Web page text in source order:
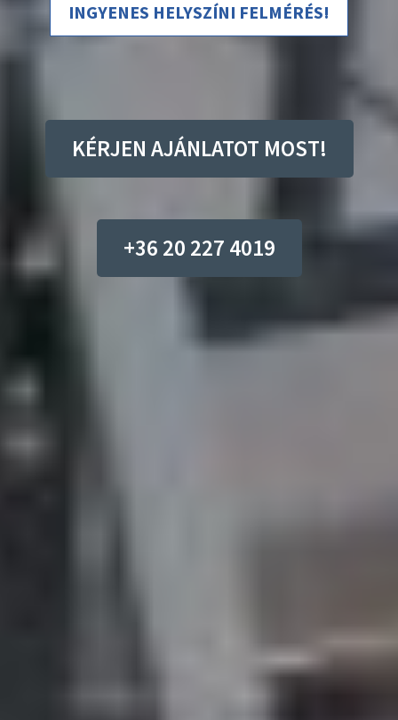
INGYENES HELYSZÍNI FELMÉRÉS!
KÉRJEN AJÁNLATOT MOST!
+36 20 227 4019